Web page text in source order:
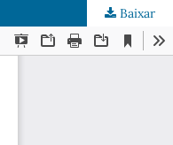
Baixar